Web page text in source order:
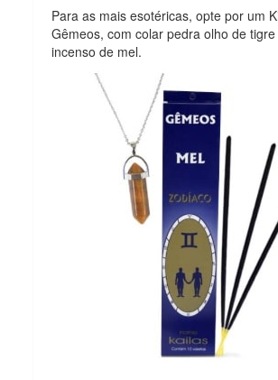
Para as mais esotéricas, opte por um
Gêmeos, com colar pedra olho de
incenso de mel.